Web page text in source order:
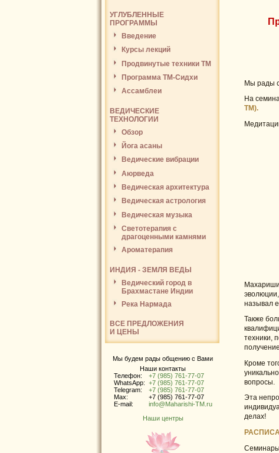
УГЛУБЛЕННЫЕ
ПРОГРАММЫ
Введение
Курсы лекций
Продвинутые техники ТМ
Программа ТМ-Сидхи
Ассамблеи
ВЕДИЧЕСКИЕ
ТЕХНОЛОГИИ
Обзор
Йога асаны
Ведические вибрации
Аюрведа
Ведическая архитектура
Ведическая астрология
Ведическая музыка
Светотерапия с
драгоценными камнями
Ароматерапия
ИНДИЯ - ЗЕМЛЯ ВЕДЫ
Ведический город в
Брахмастане Индии
Река Нармада
ВСЕ ПРЕДЛОЖЕНИЯ
И ЦЕНЫ
Мы будем рады общению с Вами
Наши контакты
Телефон:
+7 (985) 761-77-07
WhatsApp: +7 (985) 761-77-07
Telegram:
+7 (985) 761-77-07
Max:
+7 (985) 761-77-07
E-mail:
info@Maharishi-TM.ru
Наши центры
Мы рады
На
ТМ).
Махариши
называл
Также
техники,
Кроме
вопросы.
Эта
делах!
Семинары